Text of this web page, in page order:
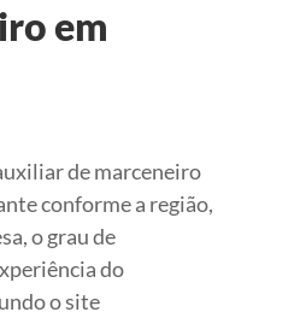
em
de marceneiro
conforme a região,
o grau de
do
o site